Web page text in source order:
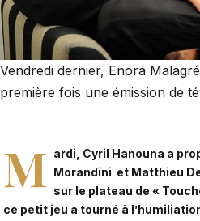
Vendredi dernier, Enora
première fois une émission de
M ardi, Cyril Hanouna a
Morandini et Matthieu
sur le plateau de «
ce petit jeu a tourné à